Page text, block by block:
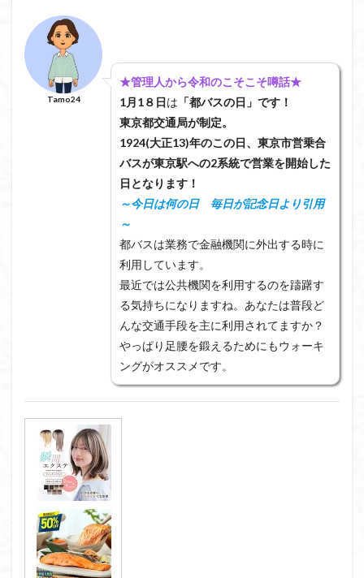
Tamo24
★管理人から令和のこそこそ噂話★
1月1８日は 「都バスの日」です！
東京都交通局が制定。
1924(大正13)年のこの日、東京市営乗合
バスが東京駅への2系統で営業を開始した
日となります！
～今日は何の日 毎日が記念日より引用
～
都バスは業務で金融機関に外出する時に
利用しています。
最近では公共機関を利用するのを躊躇す
る気持ちになりますね。あなたは普段ど
んな交通手段を主に利用されてますか？
やっぱり足腰を鍛えるためにもウォーキ
ングがオススメです。